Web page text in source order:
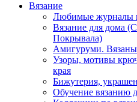
Вязание
Любимые журналы
Вязание для дома
Покрывала)
Амигуруми.
Узоры, мотивы
края
Бижутерия,
Обучение вязанию